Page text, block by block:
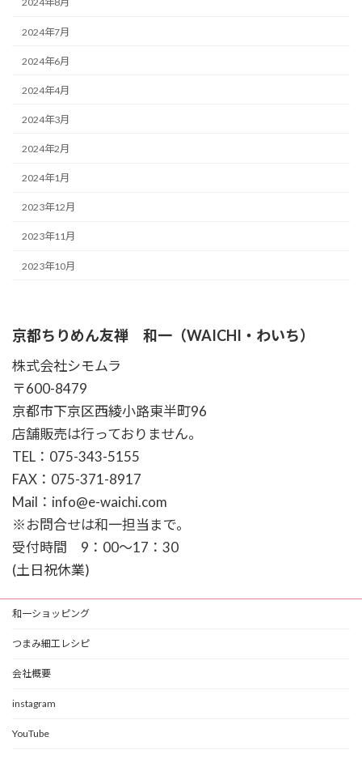
2024年7月
2024年6月
2024年4月
2024年3月
2024年2月
2024年1月
2023年12月
2023年11月
2023年10月
京都ちりめん友禅 和一（WAICHI・わいち）
株式会社シモムラ
〒600-8479
京都市下京区西綾小路東半町96
店舗販売は行っておりません。
TEL：075-343-5155
FAX：075-371-8917
Mail：info@e-waichi.com
※お問合せは和一担当まで。
受付時間 9：00～17：30
(土日祝休業)
和一ショッピング
つまみ細工レシピ
会社概要
instagram
YouTube